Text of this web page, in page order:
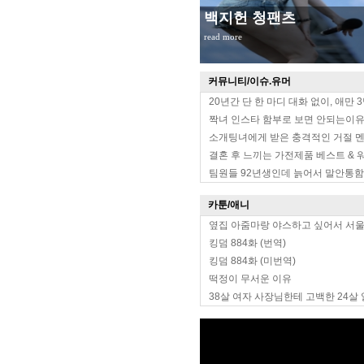
백지헌 청팬츠
read more
커뮤니티/이슈.유머
20년간 단 한 마디 대화 없이, 애만
짝녀 인스타 함부로 보면 안되는이유
소개팅녀에게 받은 충격적인 거절
결혼 후 느끼는 가전제품 베스트 &
팀원들 92년생인데 늙어서 말안통
카툰/애니
옆집 아줌마랑 야스하고 싶어서 서
킹덤 884화 (번역)
킹덤 884화 (미번역)
떡정이 무서운 이유
38살 여자 사장님한테 고백한 24살